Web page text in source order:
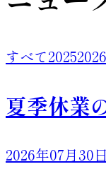
すべて20252026
夏季休業
2026年07月30日